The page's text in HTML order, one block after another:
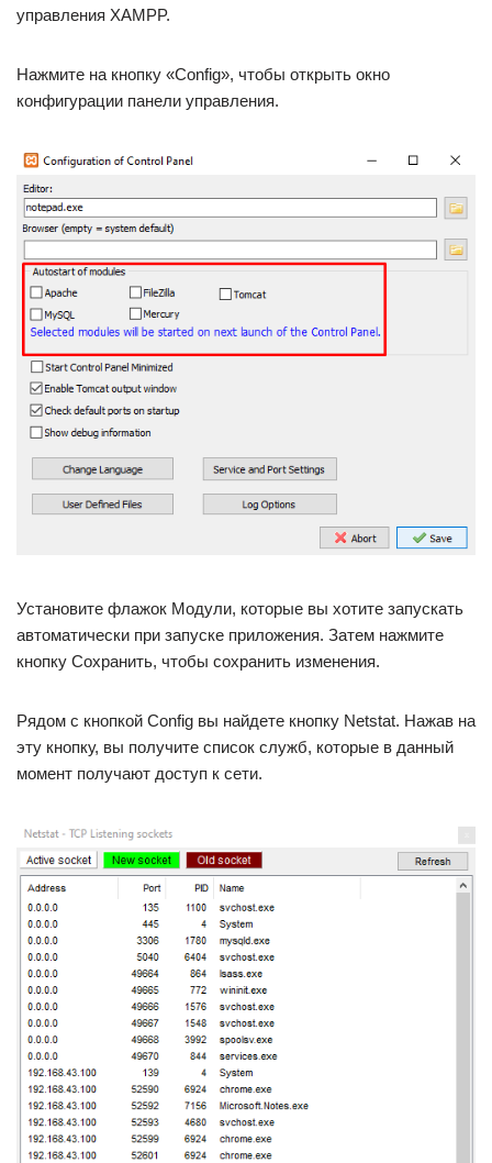
управления XAMPP.
Нажмите на кнопку «Config», чтобы открыть окно
конфигурации панели управления.
Установите флажок Модули, которые вы хотите запускать
автоматически при запуске приложения. Затем нажмите
кнопку Сохранить, чтобы сохранить изменения.
Рядом с кнопкой Config вы найдете кнопку Netstat. Нажав на
эту кнопку, вы получите список служб, которые в данный
момент получают доступ к сети.